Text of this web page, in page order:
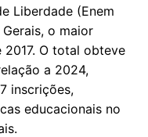
Liberdade (Enem
o maior
O total obteve
a 2024,
inscrições,
educacionais no